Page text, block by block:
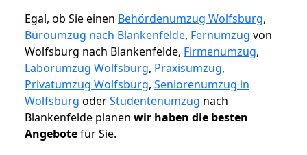
Egal, ob Sie einen Behördenumzug Wolfsburg,
Büroumzug nach Blankenfelde, Fernumzug von
Wolfsburg nach Blankenfelde, Firmenumzug,
Laborumzug Wolfsburg, Praxisumzug,
Privatumzug Wolfsburg, Seniorenumzug in
Wolfsburg oderStudentenumzug nach
Blankenfelde planen wir haben die besten
Angebotefür Sie.